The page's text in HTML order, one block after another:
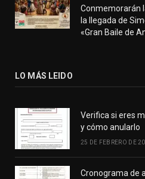
Conmemorarán
la llegada de
«Gran Baile de
LO MÁS LEIDO
Verifica si eres
y cómo anularlo
25 DE FEBRERO DE
Cronograma de